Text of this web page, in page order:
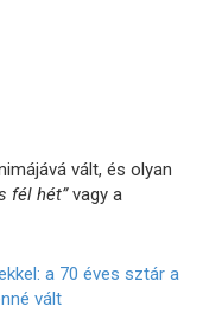
vált, és olyan
fél hét”vagy a